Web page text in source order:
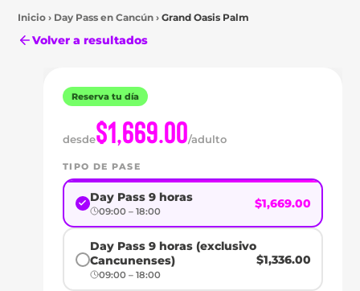
Inicio › Day Pass en Cancún › Grand Oasis Palm
Volver a resultados
Cancún
DAY
PASS
Reserva tu día
desde$1,669.00/adulto
TIPO DE PASE
Day Pass 9 horas
09:00 – 18:00
$1,669.00
Day Pass 9 horas (exclusivo
Cancunenses)
09:00 – 18:00
$1,336.00